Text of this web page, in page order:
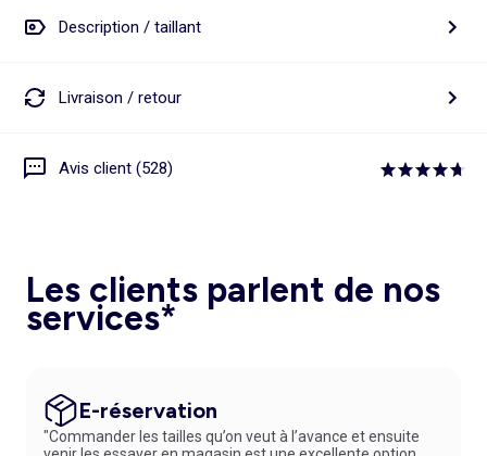
Description / taillant
Livraison / retour
Avis client (528)
Les clients parlent de nos
services*
E-réservation
"Commander les tailles qu’on veut à l’avance et ensuite